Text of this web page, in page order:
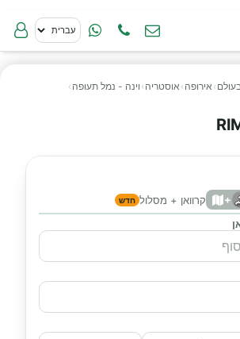
› אירופה › אוסטריה › וינה - נמל תעופה ›
+ קרוואן + מסלול חדש